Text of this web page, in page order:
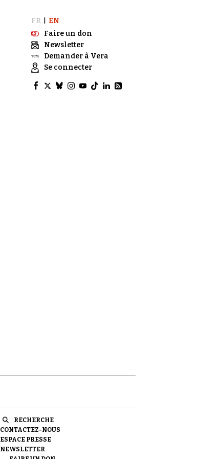
FR
EN
Faire un don
Newsletter
Demander à Vera
Se connecter
RECHERCHE
CONTACTEZ-NOUS
ESPACE PRESSE
NEWSLETTER